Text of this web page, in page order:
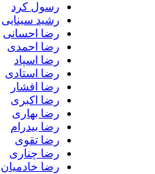
رسول کرد
رشید سینایی
رضا احسانی
رضا احمدی
رضا اسپاد
رضا استادی
رضا افشار
رضا اکبری
رضا بهاری
رضا بیدرام
رضا تقوی
رضا چناری
رضا خادمیان